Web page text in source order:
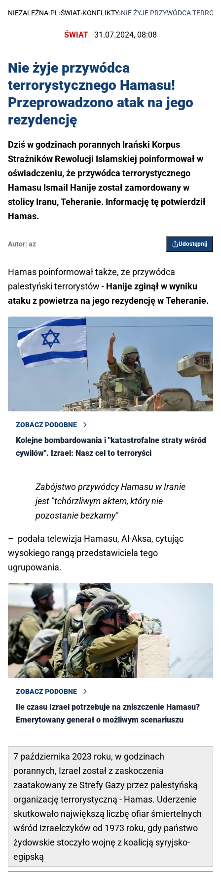
NIEZALEŻNA.PL ›ŚWIAT›KONFLIKTY›NIE ŻYJE PRZYWÓDCA
ŚWIAT 31.07.2024, 08:08
Nie żyje przywódca
terrorystycznego Hamasu!
Przeprowadzono atak na jego
rezydencję
Dziś w godzinach porannych Irański Korpus
Strażników Rewolucji Islamskiej poinformował w
oświadczeniu, że przywódca terrorystycznego
Hamasu Ismail Hanije został zamordowany w
stolicy Iranu, Teheranie. Informację tę potwierdził
Hamas.
Autor: az Udostępnij
Hamas poinformował także, że przywódca
palestyński terrorystów - Hanije zginął w wyniku
ataku z powietrza na jego rezydencję w Teheranie.
ZOBACZ PODOBNE
Kolejne bombardowania i "katastrofalne straty wśród
cywilów". Izrael: Nasz cel to terroryści
Zabójstwo przywódcy Hamasu w Iranie
jest "tchórzliwym aktem, który nie
pozostanie bezkarny"
– podała telewizja Hamasu, Al-Aksa, cytując
wysokiego rangą przedstawiciela tego
ugrupowania.
ZOBACZ PODOBNE
Ile czasu Izrael potrzebuje na zniszczenie Hamasu?
Emerytowany generał o możliwym scenariuszu
7 października 2023 roku, w godzinach
porannych, Izrael został z zaskoczenia
zaatakowany ze Strefy Gazy przez palestyńską
organizację terrorystyczną - Hamas. Uderzenie
skutkowało największą liczbę ofiar śmiertelnych
wśród Izraelczyków od 1973 roku, gdy państwo
żydowskie stoczyło wojnę z koalicją syryjsko-
egipską